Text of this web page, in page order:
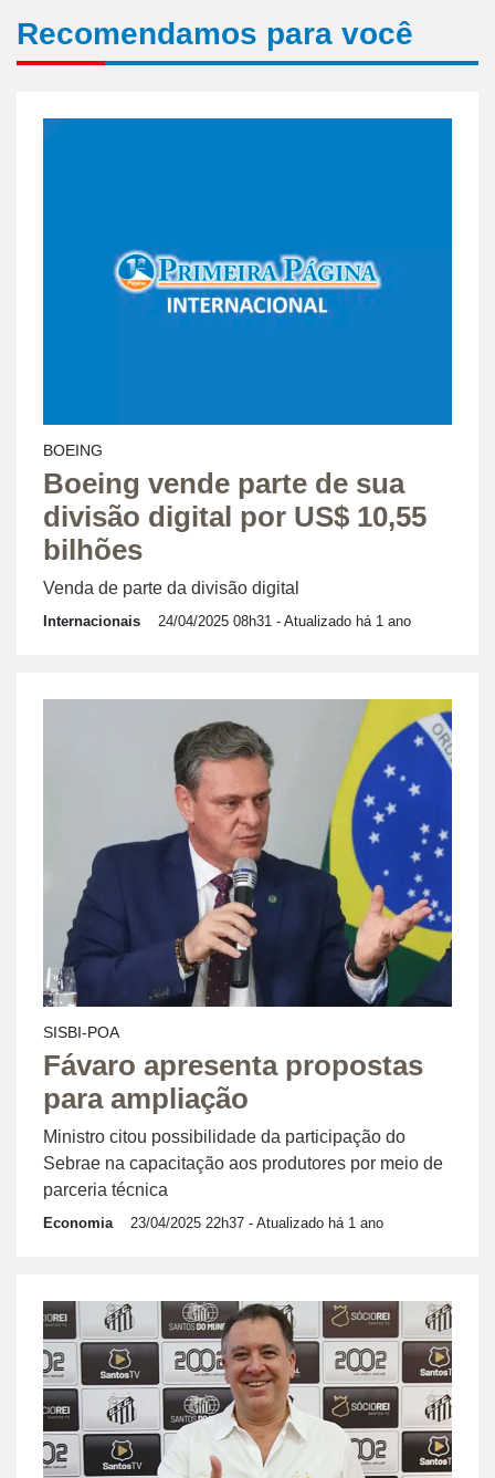
Recomendamos para você
BOEING
Boeing vende parte de sua
divisão digital por US$ 10,55
bilhões
Venda de parte da divisão digital
Internacionais 24/04/2025 08h31 - Atualizado há 1 ano
SISBI-POA
Fávaro apresenta propostas
para ampliação
Ministro citou possibilidade da participação do
Sebrae na capacitação aos produtores por meio de
parceria técnica
Economia 23/04/2025 22h37 - Atualizado há 1 ano